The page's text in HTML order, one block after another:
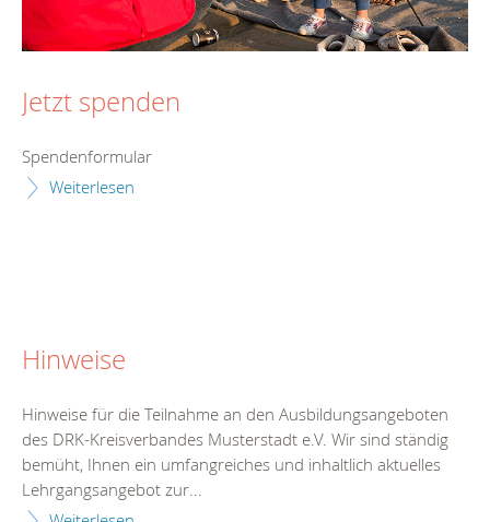
Jetzt spenden
Spendenformular
Weiterlesen
Hinweise
Hinweise für die Teilnahme an den Ausbildungsangeboten
des DRK-Kreisverbandes Musterstadt e.V. Wir sind ständig
bemüht, Ihnen ein umfangreiches und inhaltlich aktuelles
Lehrgangsangebot zur...